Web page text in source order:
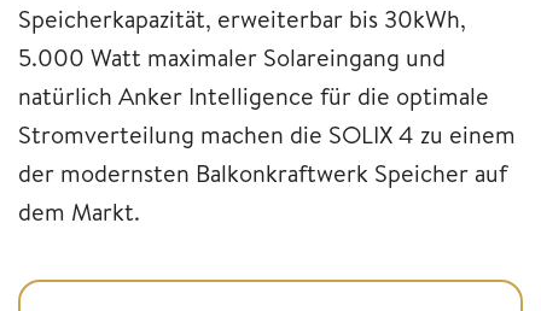
Speicherkapazität, erweiterbar bis 30kWh,
5.000 Watt maximaler Solareingang und
natürlich Anker Intelligence für die optimale
Stromverteilung machen die SOLIX 4 zu einem
der modernsten Balkonkraftwerk Speicher auf
dem Markt.